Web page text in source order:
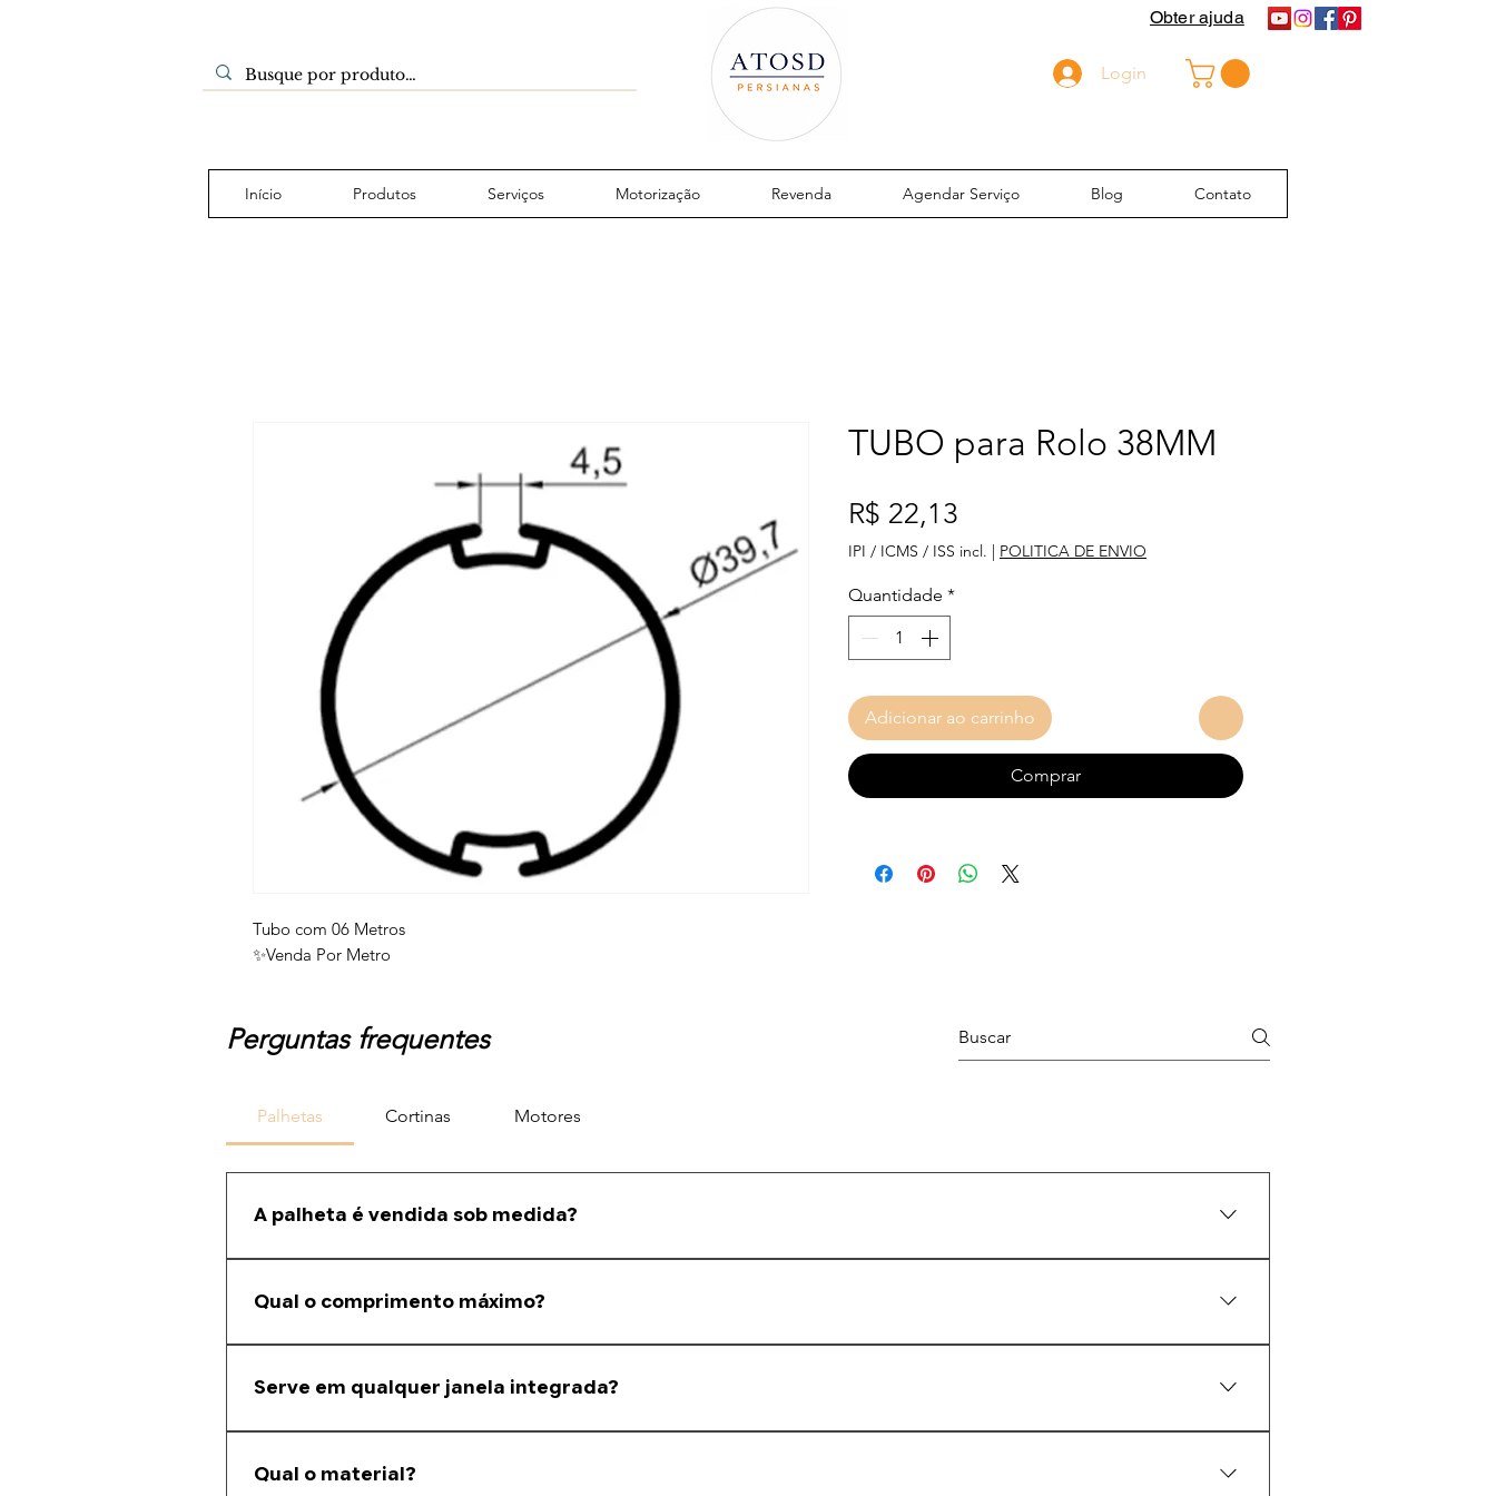
Obter ajuda
Login
Início Produtos Serviços Motorização Revenda Agendar Serviço Blog Contato
Tubo com 06 Metros
✨Venda Por Metro
TUBO para Rolo 38MM
R$ 22,13
IPI / ICMS / ISS incl. | POLITICA DE ENVIO
Quantidade *
Adicionar ao carrinho
Comprar
Perguntas frequentes
Palhetas Cortinas Motores
A palheta é vendida sob medida?
Qual o comprimento máximo?
Serve em qualquer janela integrada?
Qual o material?